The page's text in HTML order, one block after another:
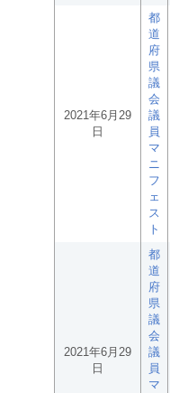
2021年6月29
日
都
道
府
県
議
会
議
員
マ
ニ
フ
ェ
ス
ト
2021年6月29
日
都
道
府
県
議
会
議
員
マ